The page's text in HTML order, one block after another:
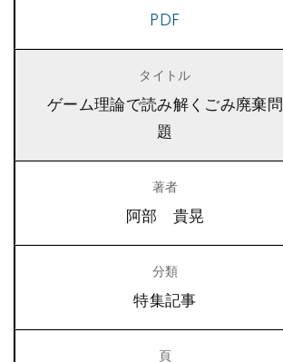
PDF
ゲーム理論で読み解くごみ廃棄問
題
阿部 貴晃
特集記事